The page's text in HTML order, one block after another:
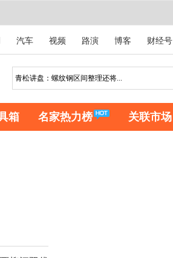
汽车 视频 路演 博客 财经号
箱 名家热力榜 关联市场